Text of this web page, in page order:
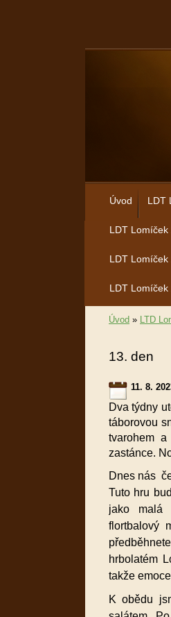
Úvod LDT
LDT Lomíček
LDT Lomíček
LDT Lomíček
Úvod » LTD
13. den
11. 8.
Dva týdny
táborovou
tvarohem
zastánce.
Dnes nás
Tuto hru
jako malá
flortbalový
hrbolatém
takže
K obědu